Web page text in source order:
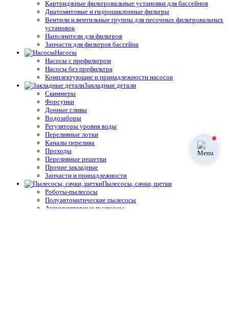
Картриджные фильтровальные установки для бассейнов
Диатомитовые и гидроциклонные фильтры
Вентили и вентильные группы для песочных фильтровальных
установок
Наполнители для фильтров
Запчасти для фильтров бассейна
Насосы
Насосы с префильтром
Насосы без префильтра
Комплектующие и принадлежности насосов
Закладные детали
Скиммеры
Форсунки
Донные сливы
Водозаборы
Регуляторы уровня воды
Переливные лотки
Каналы перелива
Проходы
Переливные решетки
Прочие закладные
Запчасти и принадлежности
Пылесосы, сачки, щетки
Роботы-пылесосы
Полуавтоматические пылесосы
Аккумуляторные пылесосы